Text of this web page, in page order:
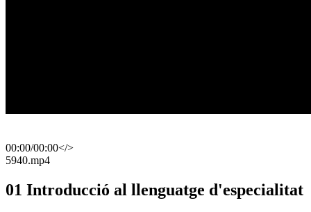
00:00/00:00</>
​5940.mp4
01 Introducció al llenguatge d'especialitat